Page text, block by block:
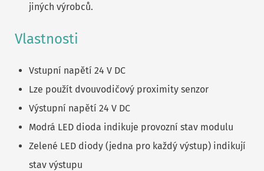
jiných výrobců.
Vlastnosti
Vstupní napětí 24 V DC
Lze použít dvouvodičový proximity senzor
Výstupní napětí 24 V DC
Modrá LED dioda indikuje provozní stav modulu
Zelené LED diody (jedna pro každý výstup) indikují
stav výstupu